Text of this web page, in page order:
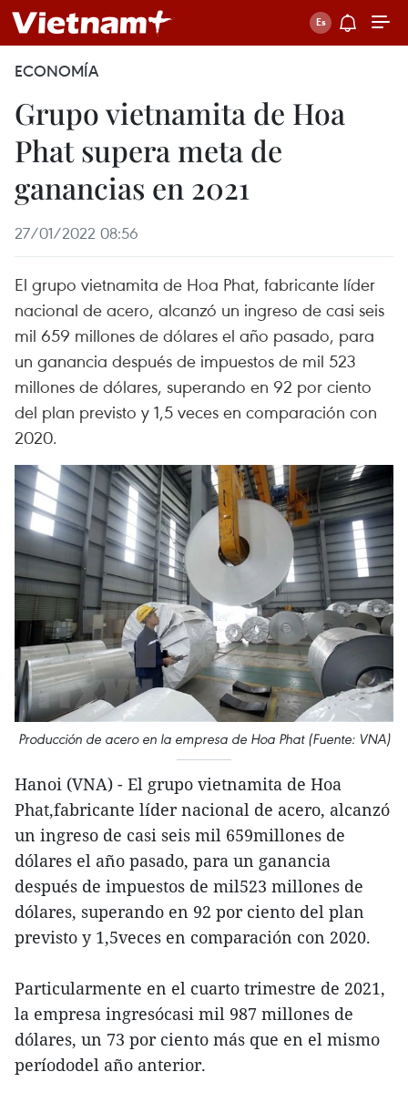
ECONOMÍA
Grupo vietnamita de Hoa
Phat supera meta de
ganancias en 2021
27/01/2022 08:56
El grupo vietnamita de Hoa Phat, fabricante líder
nacional de acero, alcanzó un ingreso de casi seis
mil 659 millones de dólares el año pasado, para
un ganancia después de impuestos de mil 523
millones de dólares, superando en 92 por ciento
del plan previsto y 1,5 veces en comparación con
2020.
Producción de acero en la empresa de Hoa Phat (Fuente: VNA)
Hanoi (VNA) - El grupo vietnamita de Hoa
Phat,fabricante líder nacional de acero, alcanzó
un ingreso de casi seis mil 659millones de
dólares el año pasado, para un ganancia
después de impuestos de mil523 millones de
dólares, superando en 92 por ciento del plan
previsto y 1,5veces en comparación con 2020.
Particularmente en el cuarto trimestre de 2021,
la empresa ingresócasi mil 987 millones de
dólares, un 73 por ciento más que en el mismo
períododel año anterior.